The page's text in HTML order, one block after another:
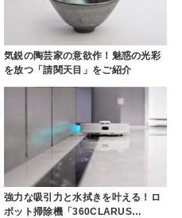
気鋭の陶芸家の意欲作！魅惑の光彩
を放つ「請関天目」をご紹介
強力な吸引力と水拭きを叶える！ロ
ボット掃除機「360CLARUS…